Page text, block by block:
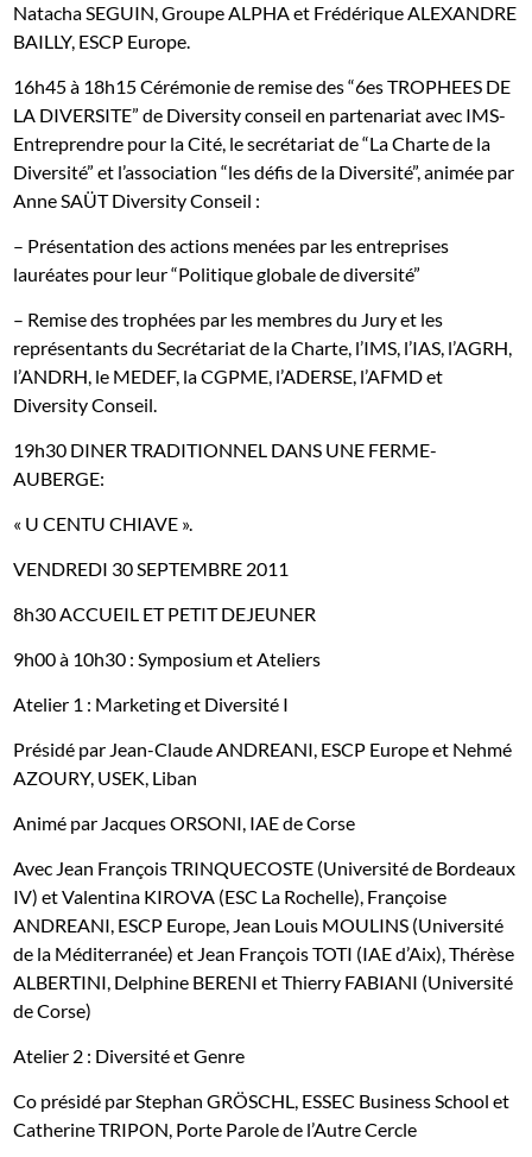
Natacha SEGUIN, Groupe ALPHAet Frédérique ALEXANDRE
BAILLY, ESCP Europe.
16h45 à 18h15Cérémonie de remise des “6es TROPHEES DE
LA DIVERSITE” de Diversity conseil en partenariat avec IMS-
Entreprendre pour la Cité, le secrétariat de “La Charte de la
Diversité” et l’association “les défis de la Diversité”, animée par
Anne SAÜT Diversity Conseil :
– Présentation des actions menées par les entreprises
lauréates pour leur “Politique globale de diversité”
– Remise des trophées par les membres du Jury et les
représentants du Secrétariat de la Charte, l’IMS, l’IAS, l’AGRH,
l’ANDRH, le MEDEF, la CGPME, l’ADERSE, l’AFMD et
Diversity Conseil.
19h30 DINER TRADITIONNEL DANS UNE FERME-
AUBERGE:
« U CENTU CHIAVE ».
VENDREDI 30 SEPTEMBRE 2011
8h30ACCUEIL ETPETIT DEJEUNER
9h00 à 10h30 : Symposium et Ateliers
Atelier 1 : Marketing et Diversité I
Présidé par Jean-Claude ANDREANI, ESCP Europe et Nehmé
AZOURY, USEK, Liban
Animé par Jacques ORSONI, IAE de Corse
Avec Jean François TRINQUECOSTE (Université de Bordeaux
IV) et Valentina KIROVA (ESC La Rochelle), Françoise
ANDREANI, ESCP Europe, Jean Louis MOULINS (Université
de la Méditerranée) et Jean François TOTI (IAE d’Aix), Thérèse
ALBERTINI, Delphine BERENI et Thierry FABIANI (Université
de Corse)
Atelier 2 : Diversité et Genre
Co présidé par Stephan GRÖSCHL, ESSEC Business School et
Catherine TRIPON, Porte Parole de l’Autre Cercle